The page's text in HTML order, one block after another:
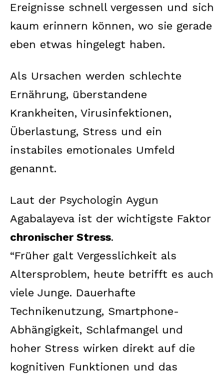
Ereignisse schnell vergessen und sich
kaum erinnern können, wo sie gerade
eben etwas hingelegt haben.
Als Ursachen werden schlechte
Ernährung, überstandene
Krankheiten, Virusinfektionen,
Überlastung, Stress und ein
instabiles emotionales Umfeld
genannt.
Laut der Psychologin Aygun
Agabalayeva ist der wichtigste Faktor
chronischer Stress.
“Früher galt Vergesslichkeit als
Altersproblem, heute betrifft es auch
viele Junge. Dauerhafte
Technikenutzung, Smartphone-
Abhängigkeit, Schlafmangel und
hoher Stress wirken direkt auf die
kognitiven Funktionen und das